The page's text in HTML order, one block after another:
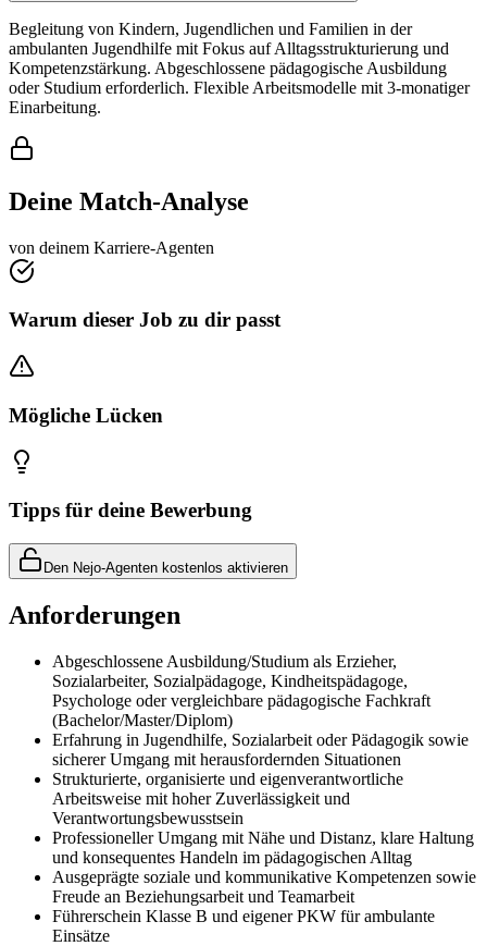
Begleitung von Kindern, Jugendlichen und Familien in der
ambulanten Jugendhilfe mit Fokus auf Alltagsstrukturierung und
Kompetenzstärkung. Abgeschlossene pädagogische Ausbildung
oder Studium erforderlich. Flexible Arbeitsmodelle mit 3-monatiger
Einarbeitung.
Deine Match-Analyse
von deinem Karriere-Agenten
Warum dieser Job zu dir passt
Mögliche Lücken
Tipps für deine Bewerbung
Den Nejo-Agenten kostenlos aktivieren
Anforderungen
Abgeschlossene Ausbildung/Studium als Erzieher,
Sozialarbeiter, Sozialpädagoge, Kindheitspädagoge,
Psychologe oder vergleichbare pädagogische Fachkraft
(Bachelor/Master/Diplom)
Erfahrung in Jugendhilfe, Sozialarbeit oder Pädagogik sowie
sicherer Umgang mit herausfordernden Situationen
Strukturierte, organisierte und eigenverantwortliche
Arbeitsweise mit hoher Zuverlässigkeit und
Verantwortungsbewusstsein
Professioneller Umgang mit Nähe und Distanz, klare Haltung
und konsequentes Handeln im pädagogischen Alltag
Ausgeprägte soziale und kommunikative Kompetenzen sowie
Freude an Beziehungsarbeit und Teamarbeit
Führerschein Klasse B und eigener PKW für ambulante
Einsätze